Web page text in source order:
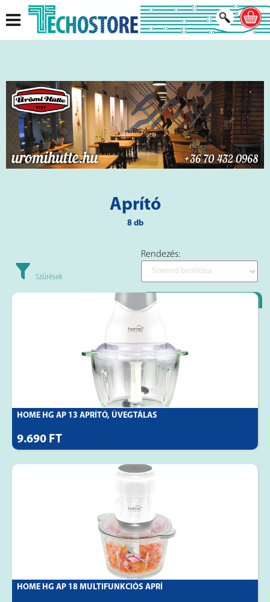
Aprító
8 db
Szűrések
Rendezés:
HOME HG AP 13 APRÍTÓ, ÜVEGTÁLAS
9.690 FT
HOME HG AP 18 MULTIFUNKCIÓS APRÍ